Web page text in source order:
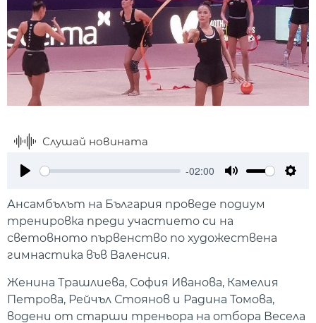
Слушай новината
-02:00
Ансамбълът на България проведе подиум
тренировка преди участието си на
световното първенство по художествена
гимнастика във Валенсия.
Женина Трашлиева, София Иванова, Камелия
Петрова, Рейчъл Стоянов и Радина Томова,
водени от старши треньора на отбора Весела